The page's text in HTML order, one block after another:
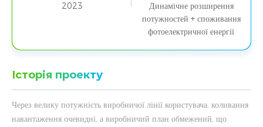
2023
Динамічне розширення
потужностей + споживання
фотоелектричної енергії
Історія проекту
Через велику потужність виробничої лінії користувача, коливання
навантаження очевидні, а виробничий план обмежений, що